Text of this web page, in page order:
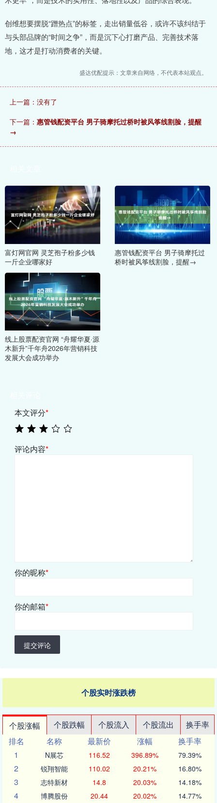
创维想要摆脱“蹭热点”的标签，走出销量低谷，或许不该纠结于
与头部品牌的“时间之争”，而是沉下心打磨产品、完善技术落
地，这才是打动消费者的关键。
盛达优配提示：文章来自网络，不代表本站观点。
上一篇：没有了
下一篇： 惠管钱配资平台 男子骑摩托过桥时被风筝线割脸，提醒
→
富灯网官网 灵芝孢子粉多少钱
一斤企业哪家好
惠管钱配资平台 男子骑摩托过
桥时被风筝线割脸，提醒→
线上股票配资官网 “舟耀华夏·源
木新升”千年舟2026年营销科技
发展大会成功举办
本文评分*
评论内容*
你的昵称*
你的邮箱*
提交评论
个股实时涨跌榜
个股涨幅 个股跌幅 个股流入 个股流出
换手率
排名
名称 最新价 涨幅
换手率
1
N展芯 116.52 396.89% 79.39%
2 锐翔智能 110.02 20.21% 16.80%
3 志特新材 14.8 20.03% 14.18%
4 博腾股份 20.44 20.02% 14.77%